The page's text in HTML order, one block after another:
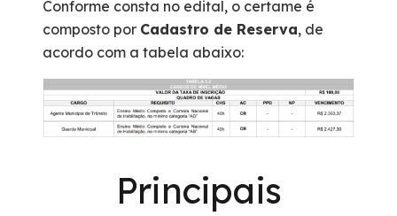
Conforme consta no edital, o certame é
composto por Cadastro de Reserva, de
acordo com a tabela abaixo:
Principais